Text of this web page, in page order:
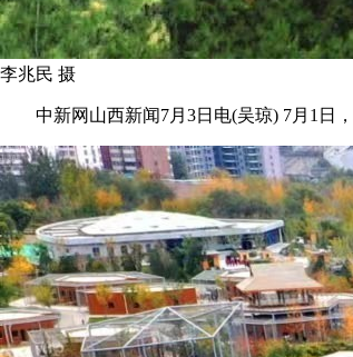
李兆民 摄
中新网山西新闻7月3日电(吴琼) 7月1日，